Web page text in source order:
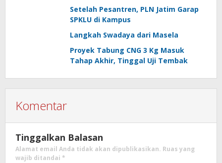
Setelah Pesantren, PLN Jatim Garap
SPKLU di Kampus
Langkah Swadaya dari Masela
Proyek Tabung CNG 3 Kg Masuk
Tahap Akhir, Tinggal Uji Tembak
Komentar
Tinggalkan Balasan
Alamat email Anda tidak akan dipublikasikan. Ruas yang
wajib ditandai *